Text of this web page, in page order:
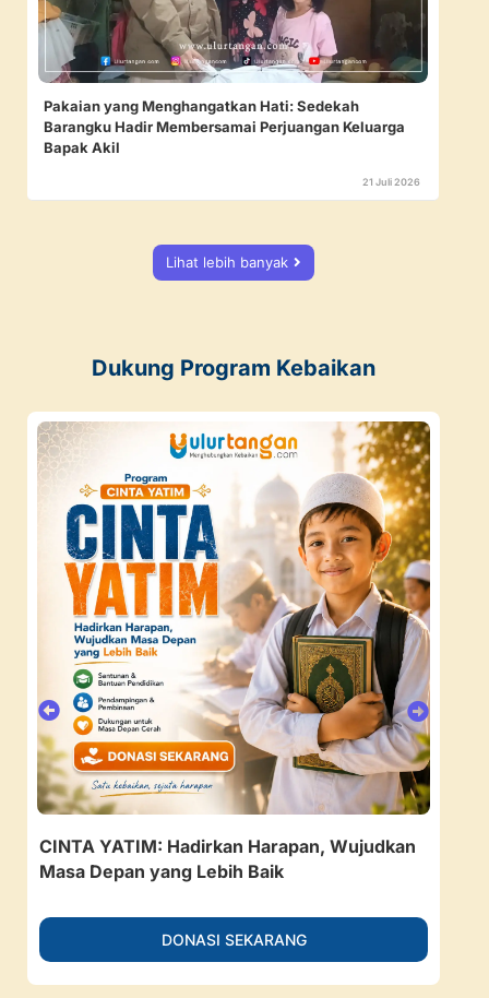
Pakaian yang Menghangatkan Hati: Sedekah
Barangku Hadir Membersamai Perjuangan Keluarga
Bapak Akil
21 Juli 2026
Lihat lebih banyak
Dukung Program Kebaikan
CINTA YATIM: Hadirkan Harapan, Wujudkan
Masa Depan yang Lebih Baik
DONASI SEKARANG